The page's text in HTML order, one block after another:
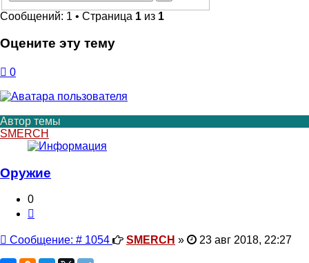
Сообщений: 1 • Страница 1 из 1
Оцените эту тему
0
Автор темы
SMERCH
Оружие
0
Сообщение: # 1054 Сообщение
SMERCH » 23 авг 2018, 22:27